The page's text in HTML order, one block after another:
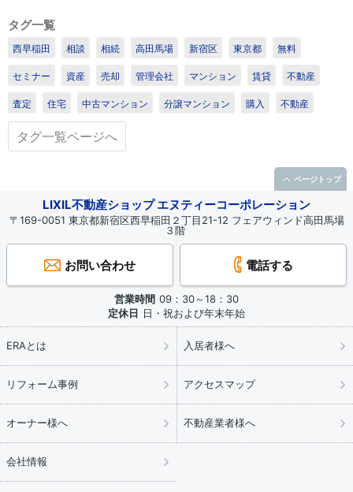
タグ一覧
西早稲田 相談 相続 高田馬場 新宿区 東京都 無料
セミナー 資産 売却 管理会社 マンション 賃貸 不動産
査定 住宅 中古マンション 分譲マンション 購入 不動産
タグ一覧ページへ
LIXIL不動産ショップ エヌティーコーポレーション
〒169-0051 東京都新宿区西早稲田２丁目21-12 フェアウィンド高田馬場
３階
お問い合わせ 電話する
営業時間 09：30～18：30
定休日 日・祝および年末年始
ERAとは 入居者様へ
リフォーム事例 アクセスマップ
オーナー様へ 不動産業者様へ
会社情報
ページトップ